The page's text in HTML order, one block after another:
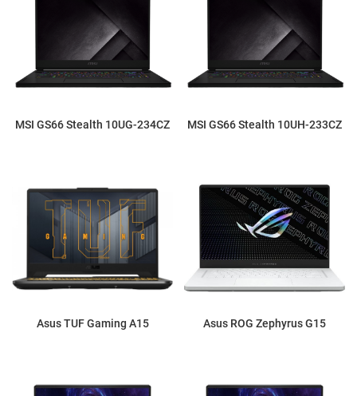
MSI GS66 Stealth 10UG-234CZ MSI GS66 Stealth 10UH-233CZ
Asus TUF Gaming A15 Asus ROG Zephyrus G15